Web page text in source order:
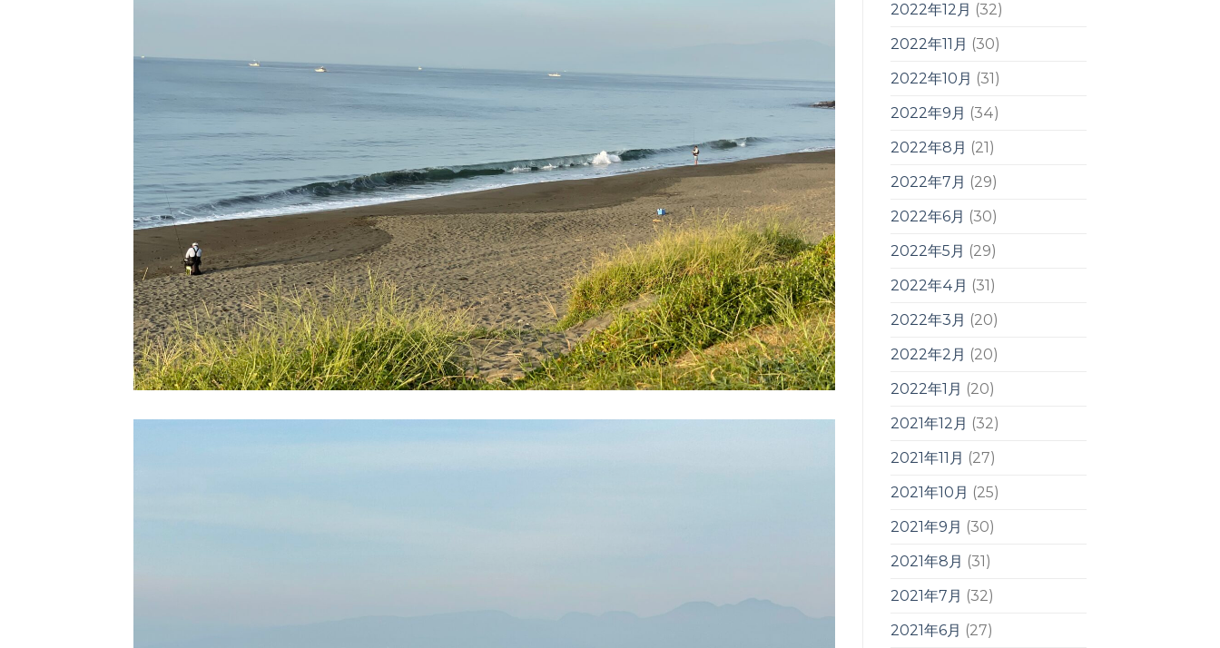
2022年12月 (32)
2022年11月 (30)
2022年10月 (31)
2022年9月 (34)
2022年8月 (21)
2022年7月 (29)
2022年6月 (30)
2022年5月 (29)
2022年4月 (31)
2022年3月 (20)
2022年2月 (20)
2022年1月 (20)
2021年12月 (32)
2021年11月 (27)
2021年10月 (25)
2021年9月 (30)
2021年8月 (31)
2021年7月 (32)
2021年6月 (27)